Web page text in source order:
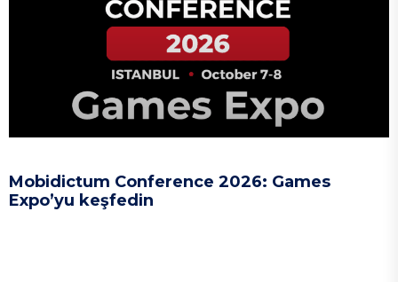
Mobidictum Conference 2026: Games
Expo’yu keşfedin